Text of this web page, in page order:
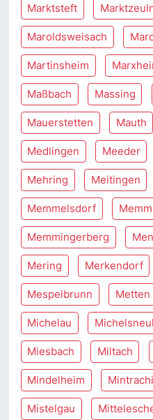
Marktsteft
Maroldsweisach
Martinsheim
Maßbach Massing
Mauerstetten Mauth
Medlingen Meeder
Mehring Meitingen
Memmelsdorf
Memmingerberg
Mering Merkendorf
Mespelbrunn Metten
Michelau
Miesbach Miltach
Mindelheim
Mistelgau